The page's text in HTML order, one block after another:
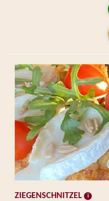
ZIEGENSCHNITZEL